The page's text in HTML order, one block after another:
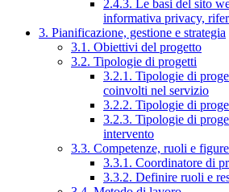
2.4.3. Le basi del sito
informativa privacy,
3. Pianificazione, gestione e strategia
3.1. Obiettivi del progetto
3.2. Tipologie di progetti
3.2.1. Tipologie di
coinvolti nel servizio
3.2.2. Tipologie di
3.2.3. Tipologie di
intervento
3.3. Competenze, ruoli e
3.3.1. Coordinatore di
3.3.2. Definire ruoli e